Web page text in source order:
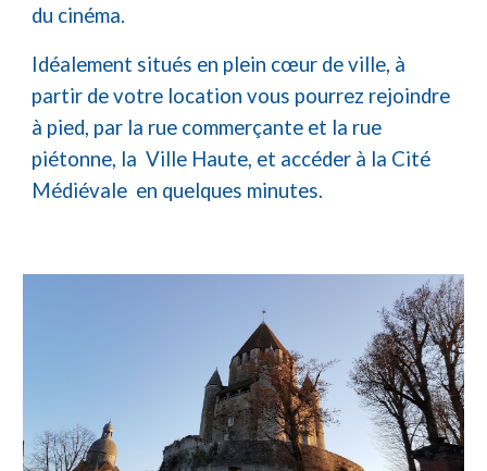
du cinéma.
Idéalement situés en plein cœur de ville, à
partir de votre location vous pourrez rejoindre
à pied, par la rue commerçante et la rue
piétonne, la Ville Haute, et accéder à la Cité
Médiévale en quelques minutes.